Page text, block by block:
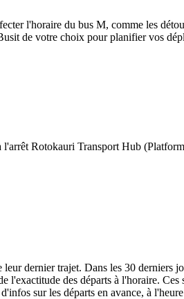
l'horaire du bus M, comme les
de votre choix pour planifier vos
Rotokauri Transport Hub
dernier trajet. Dans les 30
des départs à l'horaire.
sur les départs en avance, à